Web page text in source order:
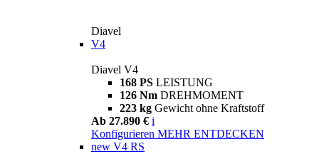
Diavel
V4
Diavel V4
168 PS LEISTUNG
126 Nm DREHMOMENT
223 kg Gewicht ohne Kraftstoff
Ab 27.890 € i
Konfigurieren MEHR ENTDECKEN
new V4 RS